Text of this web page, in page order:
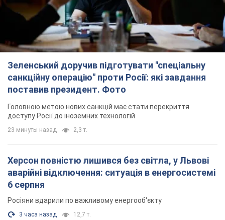
Головною метою нових санкцій має стати перекриття
доступу Росії до іноземних технологій
23 минуты назад 2,3 т.
Херсон повністю лишився без світла, у Львові
аварійні відключення: ситуація в енергосистемі
6 серпня
3 часа назад 12,7 т.
Податкова передасть Міноборони дані про
чоловіків 18-60 років: для чого це потрібно
Це потрібно для перевірки військового обліку
час назад